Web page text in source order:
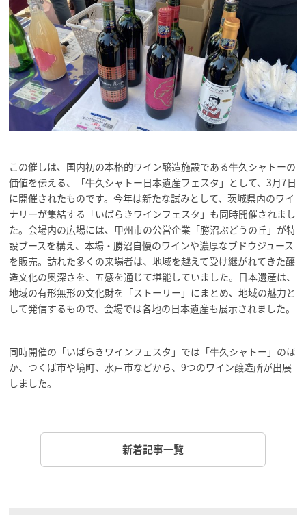
この催しは、国内初の本格的ワイン醸造施設である牛久シャトーの
価値を伝える、「牛久シャトー日本遺産フェスタ」として、3月7日
に開催されたものです。今年は新たな試みとして、茨城県内のワイ
ナリーが集結する「いばらきワインフェスタ」も同時開催されまし
た。会場内の広場には、甲州市の公営企業「勝沼ぶどうの丘」が特
設ブースを構え、本場・勝沼自慢のワインや濃厚なブドウジュース
を販売。訪れた多くの来場者は、地域を越えて受け継がれてきた醸
造文化の奥深さを、五感を通じて堪能していました。日本遺産は、
地域の有形無形の文化財を「ストーリー」にまとめ、地域の魅力と
して発信するもので、会場では各地の日本遺産も展示されました。
同時開催の「いばらきワインフェスタ」では「牛久シャトー」のほ
か、つくば市や境町、水戸市などから、9つのワイン醸造所が出展
しました。
新着記事一覧